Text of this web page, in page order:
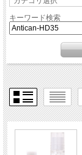
キーワード検索